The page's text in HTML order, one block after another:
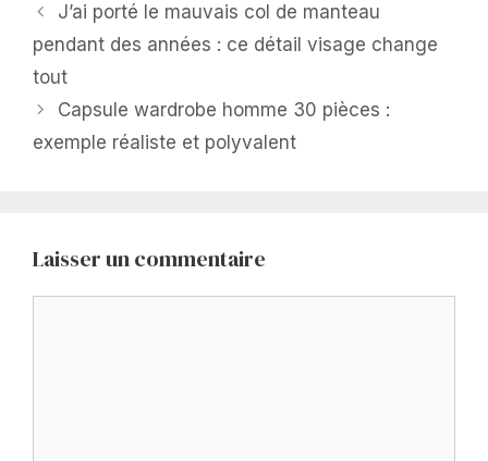
J’ai porté le mauvais col de manteau
pendant des années : ce détail visage change
tout
Capsule wardrobe homme 30 pièces :
exemple réaliste et polyvalent
Laisser un commentaire